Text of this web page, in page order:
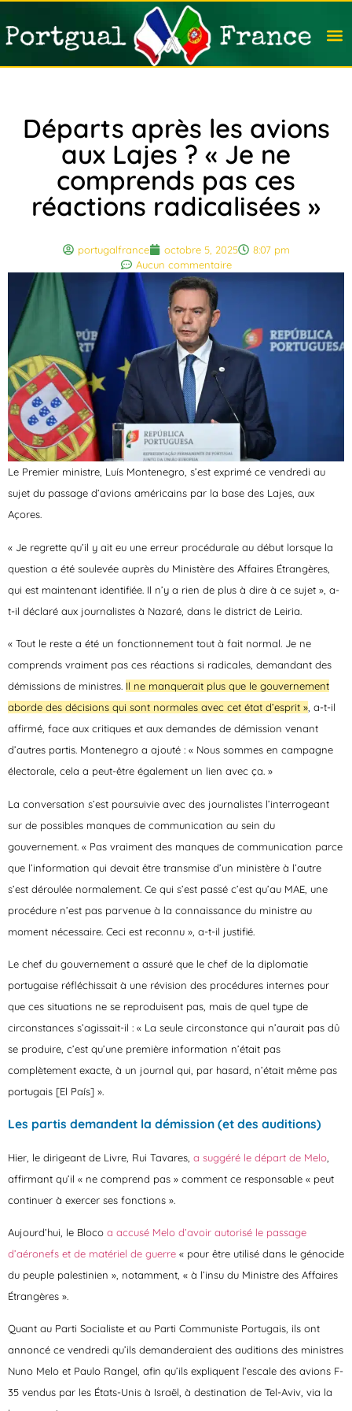
Départs après les avions
aux Lajes ? « Je ne
comprends pas ces
réactions radicalisées »
portugalfrance octobre 5, 2025
8:07 pm
Aucun commentaire
Le Premier ministre, Luís Montenegro, s’est exprimé ce vendredi au
sujet du passage d’avions américains par la base des Lajes, aux
Açores.
« Je regrette qu’il y ait eu une erreur procédurale au début lorsque la
question a été soulevée auprès du Ministère des Affaires Étrangères,
qui est maintenant identifiée. Il n’y a rien de plus à dire à ce sujet », a-
t-il déclaré aux journalistes à Nazaré, dans le district de Leiria.
« Tout le reste a été un fonctionnement tout à fait normal. Je ne
comprends vraiment pas ces réactions si radicales, demandant des
démissions de ministres. Il ne manquerait plus que le gouvernement
aborde des décisions qui sont normales avec cet état d’esprit » , a-t-il
affirmé, face aux critiques et aux demandes de démission venant
d’autres partis. Montenegro a ajouté : « Nous sommes en campagne
électorale, cela a peut-être également un lien avec ça. »
La conversation s’est poursuivie avec des journalistes l’interrogeant
sur de possibles manques de communication au sein du
gouvernement. « Pas vraiment des manques de communication parce
que l’information qui devait être transmise d’un ministère à l’autre
s’est déroulée normalement. Ce qui s’est passé c’est qu’au MAE, une
procédure n’est pas parvenue à la connaissance du ministre au
moment nécessaire. Ceci est reconnu », a-t-il justifié.
Le chef du gouvernement a assuré que le chef de la diplomatie
portugaise réfléchissait à une révision des procédures internes pour
que ces situations ne se reproduisent pas, mais de quel type de
circonstances s’agissait-il : « La seule circonstance qui n’aurait pas dû
se produire, c’est qu’une première information n’était pas
complètement exacte , à un journal qui, par hasard, n’était même pas
portugais [El País] ».
Les partis demandent la démission (et des auditions)
Hier, le dirigeant de Livre, Rui Tavares, a suggéré le départ de Melo
affirmant qu’il « ne comprend pas » comment ce responsable « peut
continuer à exercer ses fonctions ».
Aujourd’hui, le Bloco a accusé Melo d’avoir autorisé le passage
d’aéronefs et de matériel de guerre « pour être utilisé dans le génocide
du peuple palestinien », notamment, « à l’insu du Ministre des Affaires
Étrangères ».
Quant au Parti Socialiste et au Parti Communiste Portugais, ils ont
annoncé ce vendredi qu’ils demanderaient des auditions des ministres
Nuno Melo et Paulo Rangel, afin qu’ils expliquent l’escale des avions F-
35 vendus par les États-Unis à Israël, à destination de Tel-Aviv, via la